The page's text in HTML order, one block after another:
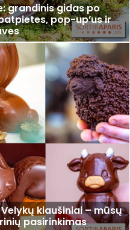
grandinis gidas po
pop-up’us ir
kiaušiniai – mūsų
pasirinkimas